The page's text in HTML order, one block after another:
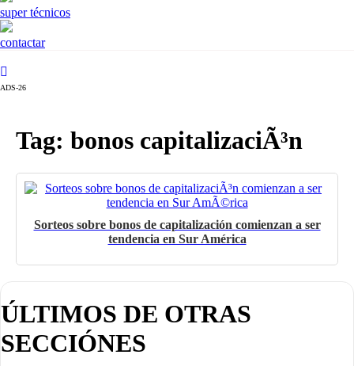
super técnicos
contactar
ADS-26
Tag: bonos capitalizaciÃ³n
Sorteos sobre bonos de capitalización comienzan a ser
tendencia en Sur América
ÚLTIMOS DE OTRAS
SECCIÓNES